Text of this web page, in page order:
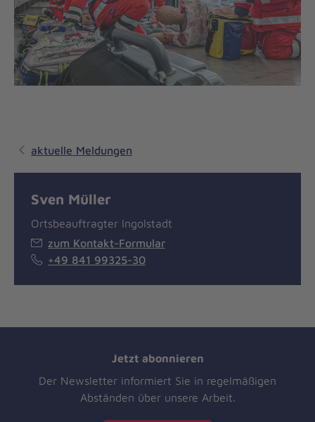
aktuelle Meldungen
Sven Müller
Ortsbeauftragter Ingolstadt
zum Kontakt-Formular
+49 841 99325-30
Jetzt abonnieren
Der Newsletter informiert Sie in regelmäßigen
Abständen über unsere Arbeit.